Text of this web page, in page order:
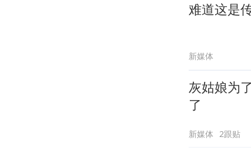
难道这是
新媒体
灰姑娘为
了
新媒体 2跟贴